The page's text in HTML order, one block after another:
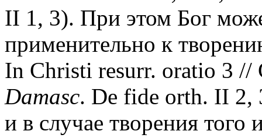
II 1, 3). При этом Бог
применительно к
In Christi resurr. oratio 3 //
Damasc. De fide orth. II
и в случае творения